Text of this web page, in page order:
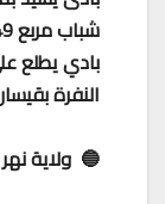
شباب مربع 49 بالدمازين يحتفلون بذكرى الاستقلال
بادي يطلع
النفرة
🔵 ولاية نهر